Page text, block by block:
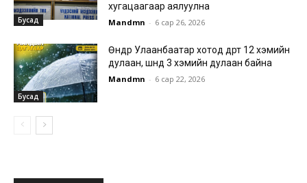
Бусад
хугацаагаар аялуулна
Mandmn - 6 сар 26, 2026
Бусад
Өнөөдөр Улаанбаатар хотод өдөртөө 12 хэмийн
дулаан, шөнөдөө 3 хэмийн дулаан байна
Mandmn - 6 сар 22, 2026